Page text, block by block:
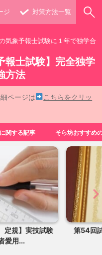
ジ 対策方法一覧
気象予報士試験に１年で独学合
報士試験】完全独学
方法
ページは
こちらをクリッ
関する記事 そら坊おすすめ
験合否発表と合格者が必ず購
入すべきアイテム